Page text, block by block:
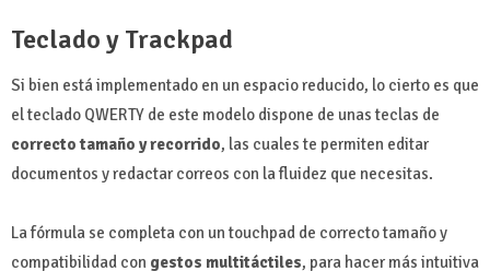
Teclado y Trackpad
Si bien está implementado en un espacio reducido, lo cierto es que
el teclado QWERTY de este modelo dispone de unas teclas de
correcto tamaño y recorrido, las cuales te permiten editar
documentos y redactar correos con la fluidez que necesitas.
La fórmula se completa con un touchpad de correcto tamaño y
compatibilidad con gestos multitáctiles, para hacer más intuitiva